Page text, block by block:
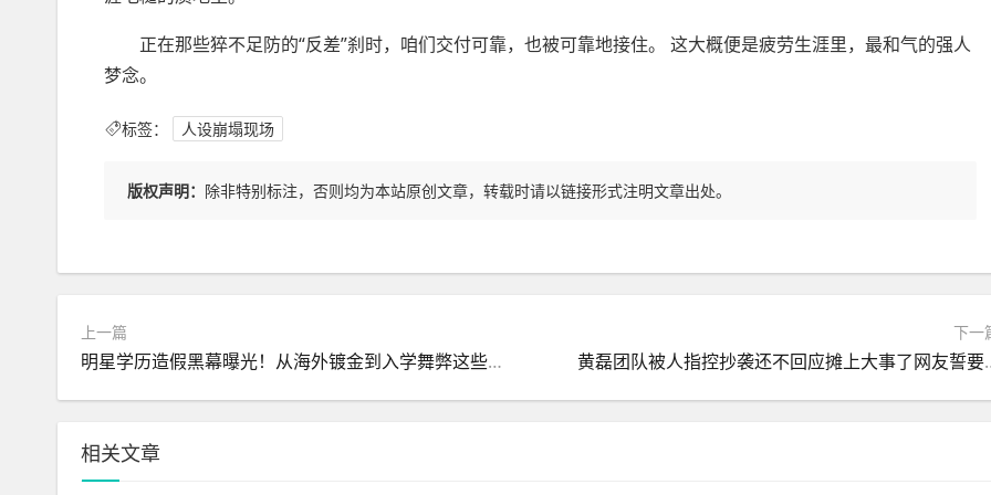
正在那些猝不足防的“反差”刹时，咱们交付可靠，也被可靠地接住。 这大概便是疲劳生涯里，最和气的强人
梦念。
标签： 人设崩塌现场
版权声明： 除非特别标注，否则均为本站原创文章，转载时请以链接形式注明文章出处。
上一篇
明星学历造假黑幕曝光！从海外镀金到入学舞弊这些人设崩塌现场太震撼
下一
黄磊团队被人指控抄
相关文章